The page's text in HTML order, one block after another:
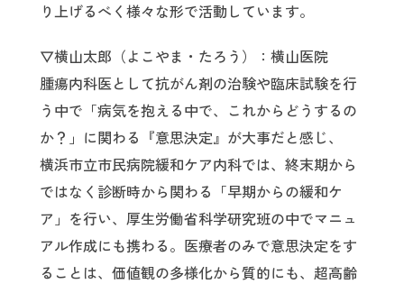
り上げるべく様々な形で活動しています。
▽横山太郎（よこやま・たろう）：横山医院
腫瘍内科医として抗がん剤の治験や臨床試験を行
う中で「病気を抱える中で、これからどうするの
か？」に関わる『意思決定』が大事だと感じ、
横浜市立市民病院緩和ケア内科では、終末期から
ではなく診断時から関わる「早期からの緩和ケ
ア」を行い、厚生労働省科学研究班の中でマニュ
アル作成にも携わる。医療者のみで意思決定をす
ることは、価値観の多様化から質的にも、超高齢